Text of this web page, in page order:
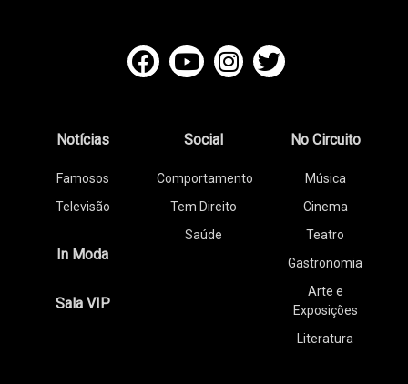
Notícias
Famosos
Televisão
In Moda
Sala VIP
Social
Comportamento
Tem Direito
Saúde
No Circuito
Música
Cinema
Teatro
Gastronomia
Arte e
Exposições
Literatura